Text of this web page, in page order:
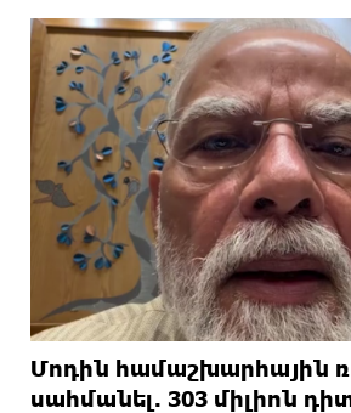
Մոդին համաշխարհային
սահմանել. 303 միլիոն